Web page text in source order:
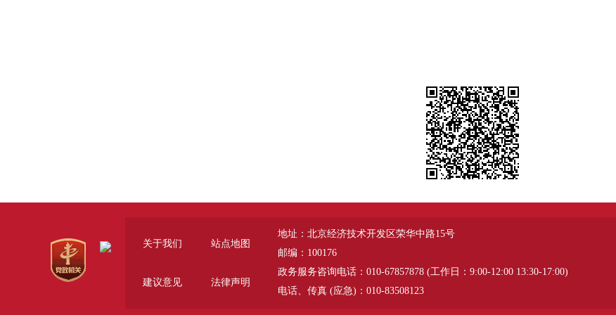
关于我们 站点地图
建议意见 法律声明
地址：北京经济技术开发区荣华中路15号
邮编：100176
政务服务咨询电话：010-67857878 (工作日：9:00-12:00 13:30-17:00)
电话、传真 (应急)：010-83508123